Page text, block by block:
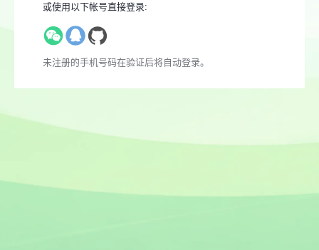
或使用以下帐号直接登录:
未注册的手机号码在验证后将自动登录。